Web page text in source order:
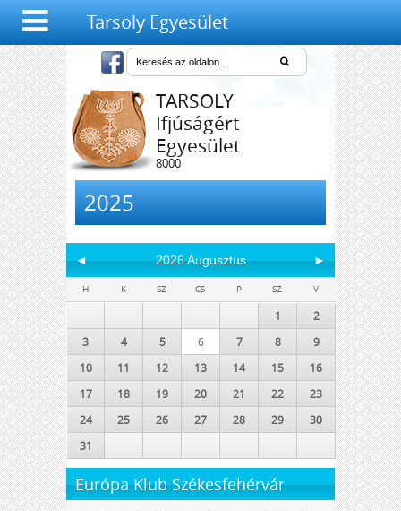
Tarsoly Egyesület
TARSOLY
Ifjúságért
Egyesület
8000
Székesfehérvár,
2025
◄ 2026 Augusztus ►
H K SZ CS P SZ V
1
2
3
4 5 6 7 8
9
10
11 12 13 14 15
16
17
18 19 20 21 22
23
24
25 26 27 28 29
30
31
Európa Klub Székesfehérvár